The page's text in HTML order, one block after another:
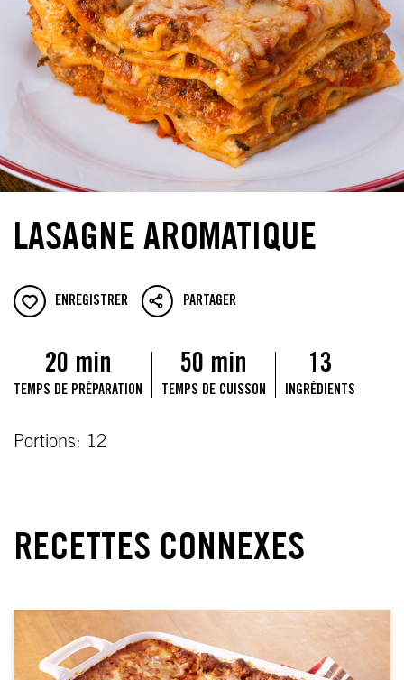
LASAGNE AROMATIQUE
ENREGISTRER PARTAGER
20 min
TEMPS DE PRÉPARATION
50 min
TEMPS DE CUISSON
13
INGRÉDIENTS
Portions: 12
RECETTES CONNEXES